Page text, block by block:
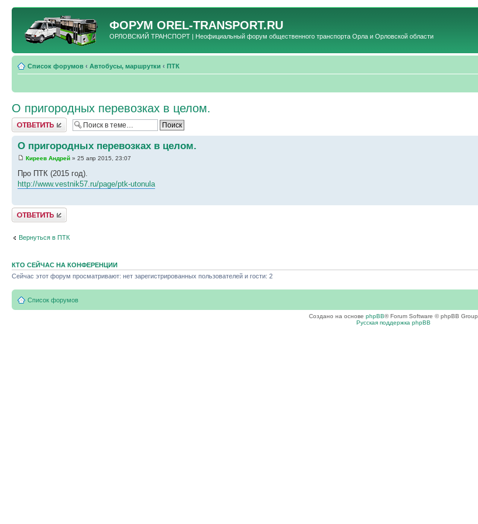
ФОРУМ OREL-TRANSPORT.RU
ОРЛОВСКИЙ ТРАНСПОРТ | Неофициальный форум общественного транспорта Орла и Орловской области
Список форумов ‹ Автобусы, маршрутки ‹ ПТК
О пригородных перевозках в целом.
Ответить
О пригородных перевозках в целом.
Киреев Андрей » 25 апр 2015, 23:07
Про ПТК (2015 год).
http://www.vestnik57.ru/page/ptk-utonula
Ответить
Вернуться в ПТК
КТО СЕЙЧАС НА КОНФЕРЕНЦИИ
Сейчас этот форум просматривают: нет зарегистрированных пользователей и гости: 2
Список форумов
Создано на основе phpBB® Forum Software © phpBB Group
Русская поддержка phpBB